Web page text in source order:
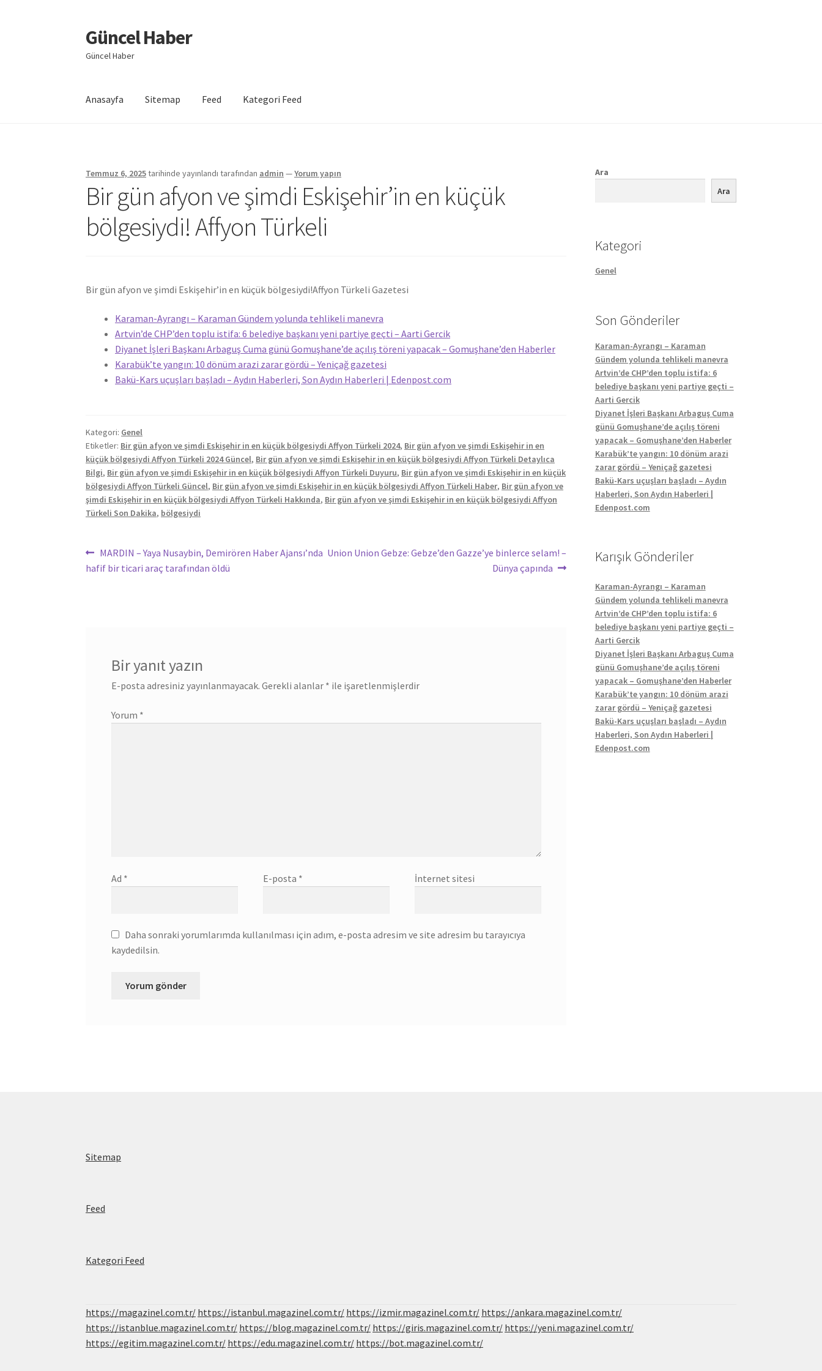
Dolaşıma
geç
İçeriğe
geç
Güncel Haber
Güncel Haber
Anasayfa Sitemap Feed Kategori Feed
Temmuz 6, 2025tarihinde yayınlandı tarafından admin —Yorum yapın
Bir gün afyon ve şimdi Eskişehir’in en küçük
bölgesiydi! Affyon Türkeli
Bir gün afyon ve şimdi Eskişehir’in en küçük bölgesiydi!Affyon Türkeli Gazetesi
Karaman-Ayrangı – Karaman Gündem yolunda tehlikeli manevra
Artvin’de CHP’den toplu istifa: 6 belediye başkanı yeni partiye geçti – Aarti Gercik
Diyanet İşleri Başkanı Arbaguş Cuma günü Gomuşhane’de açılış töreni yapacak – Gomuşhane’den Haberler
Karabük’te yangın: 10 dönüm arazi zarar gördü – Yeniçağ gazetesi
Bakü-Kars uçuşları başladı – Aydın Haberleri, Son Aydın Haberleri | Edenpost.com
Kategori: Genel
Etiketler: Bir gün afyon ve şimdi Eskişehir in en küçük bölgesiydi Affyon Türkeli 2024, Bir gün afyon ve şimdi Eskişehir in en
küçük bölgesiydi Affyon Türkeli 2024 Güncel, Bir gün afyon ve şimdi Eskişehir in en küçük bölgesiydi Affyon Türkeli Detaylıca
Bilgi, Bir gün afyon ve şimdi Eskişehir in en küçük bölgesiydi Affyon Türkeli Duyuru, Bir gün afyon ve şimdi Eskişehir in en küçük
bölgesiydi Affyon Türkeli Güncel, Bir gün afyon ve şimdi Eskişehir in en küçük bölgesiydi Affyon Türkeli Haber, Bir gün afyon ve
şimdi Eskişehir in en küçük bölgesiydi Affyon Türkeli Hakkında, Bir gün afyon ve şimdi Eskişehir in en küçük bölgesiydi Affyon
Türkeli Son Dakika, bölgesiydi
Yazı
gezinmesi
Önceki
yazı:
MARDIN – Yaya Nusaybin, Demirören Haber Ajansı’nda
hafif bir ticari araç tarafından öldü
Sonraki
Union Union Gebze: Gebze’den Gazze’ye binlerce selam! –
Dünya çapında
Bir yanıt yazın
E-posta adresiniz yayınlanmayacak. Gerekli alanlar * ile işaretlenmişlerdir
Yorum *
Ad * E-posta * İnternet sitesi
Daha sonraki yorumlarımda kullanılması için adım, e-posta adresim ve site adresim bu tarayıcıya
kaydedilsin.
Ara
Ara
Kategori
Genel
Son Gönderiler
Karaman-Ayrangı – Karaman
Gündem yolunda tehlikeli manevra
Artvin’de CHP’den toplu istifa: 6
belediye başkanı yeni partiye geçti –
Aarti Gercik
Diyanet İşleri Başkanı Arbaguş Cuma
günü Gomuşhane’de açılış töreni
yapacak – Gomuşhane’den Haberler
Karabük’te yangın: 10 dönüm arazi
zarar gördü – Yeniçağ gazetesi
Bakü-Kars uçuşları başladı – Aydın
Haberleri, Son Aydın Haberleri |
Edenpost.com
Karışık Gönderiler
Karaman-Ayrangı – Karaman
Gündem yolunda tehlikeli manevra
Artvin’de CHP’den toplu istifa: 6
belediye başkanı yeni partiye geçti –
Aarti Gercik
Diyanet İşleri Başkanı Arbaguş Cuma
günü Gomuşhane’de açılış töreni
yapacak – Gomuşhane’den Haberler
Karabük’te yangın: 10 dönüm arazi
zarar gördü – Yeniçağ gazetesi
Bakü-Kars uçuşları başladı – Aydın
Haberleri, Son Aydın Haberleri |
Edenpost.com
Sitemap
Feed
Kategori Feed
https://magazinel.com.tr/ https://istanbul.magazinel.com.tr/ https://izmir.magazinel.com.tr/ https://ankara.magazinel.com.tr/
https://istanblue.magazinel.com.tr/ https://blog.magazinel.com.tr/ https://giris.magazinel.com.tr/ https://yeni.magazinel.com.tr/
https://egitim.magazinel.com.tr/ https://edu.magazinel.com.tr/ https://bot.magazinel.com.tr/